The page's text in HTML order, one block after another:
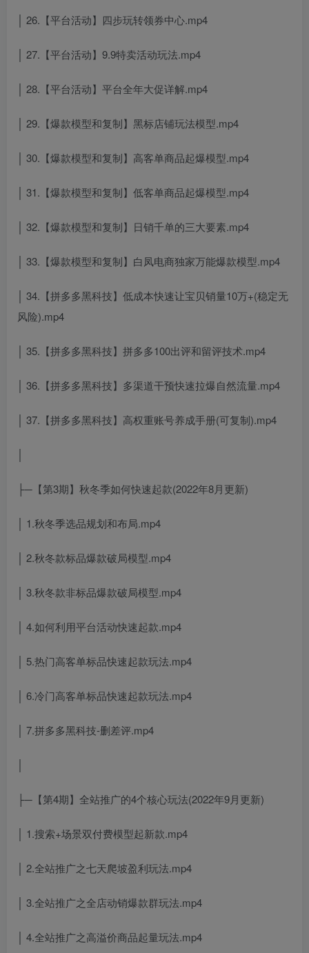
│ 26.【平台活动】四步玩转领券中心.mp4
│ 27.【平台活动】9.9特卖活动玩法.mp4
│ 28.【平台活动】平台全年大促详解.mp4
│ 29.【爆款模型和复制】黑标店铺玩法模型.mp4
│ 30.【爆款模型和复制】高客单商品起爆模型.mp4
│ 31.【爆款模型和复制】低客单商品起爆模型.mp4
│ 32.【爆款模型和复制】日销千单的三大要素.mp4
│ 33.【爆款模型和复制】白凤电商独家万能爆款模型.mp4
│ 34.【拼多多黑科技】低成本快速让宝贝销量10万+(稳定无
风险).mp4
│ 35.【拼多多黑科技】拼多多100出评和留评技术.mp4
│ 36.【拼多多黑科技】多渠道干预快速拉爆自然流量.mp4
│ 37.【拼多多黑科技】高权重账号养成手册(可复制).mp4
│
├─【第3期】秋冬季如何快速起款(2022年8月更新)
│ 1.秋冬季选品规划和布局.mp4
│ 2.秋冬款标品爆款破局模型.mp4
│ 3.秋冬款非标品爆款破局模型.mp4
│ 4.如何利用平台活动快速起款.mp4
│ 5.热门高客单标品快速起款玩法.mp4
│ 6.冷门高客单标品快速起款玩法.mp4
│ 7.拼多多黑科技-删差评.mp4
│
├─【第4期】全站推广的4个核心玩法(2022年9月更新)
│ 1.搜索+场景双付费模型起新款.mp4
│ 2.全站推广之七天爬坡盈利玩法.mp4
│ 3.全站推广之全店动销爆款群玩法.mp4
│ 4.全站推广之高溢价商品起量玩法.mp4